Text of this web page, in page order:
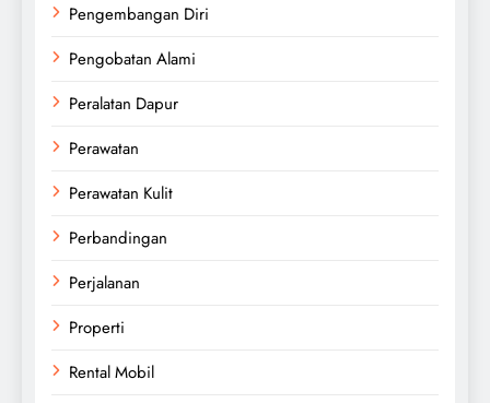
Pengembangan Diri
Pengobatan Alami
Peralatan Dapur
Perawatan
Perawatan Kulit
Perbandingan
Perjalanan
Properti
Rental Mobil